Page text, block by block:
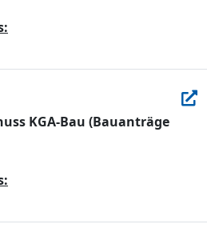
KGA-Bau (Bauanträge